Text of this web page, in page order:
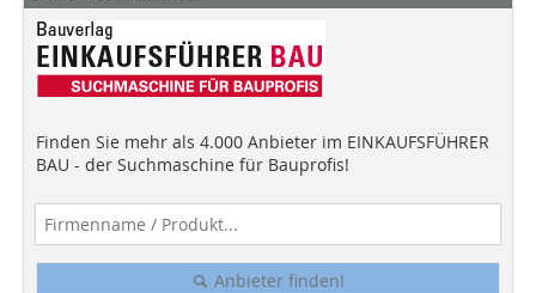
Finden Sie mehr als 4.000 Anbieter im EINKAUFSFÜHRER
BAU - der Suchmaschine für Bauprofis!
Anbieter finden!